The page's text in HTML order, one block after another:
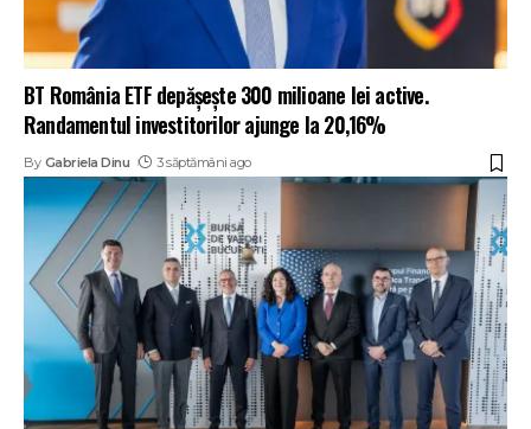
BT România ETF depășește 300 milioane lei active.
Randamentul investitorilor ajunge la 20,16%
By Gabriela Dinu 3 săptămâni ago